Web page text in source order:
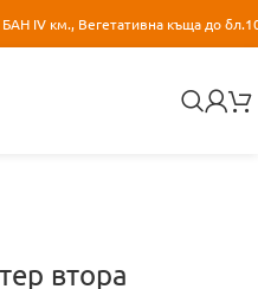
IV км., Вегетативна къща до
втора